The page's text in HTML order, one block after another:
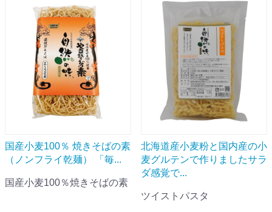
国産小麦100％ 焼きそばの素
（ノンフライ乾麺） 「毎...
国産小麦100％焼きそばの素
北海道産小麦粉と国内産の小
麦グルテンで作りましたサラ
ダ感覚で...
ツイストパスタ